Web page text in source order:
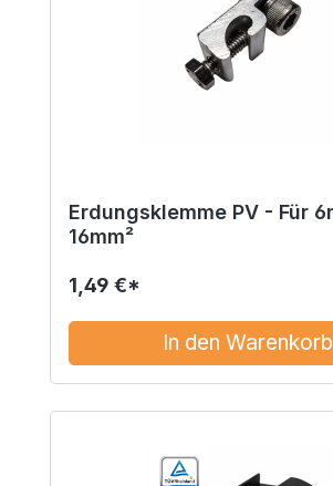
Erdungsklemme PV - Für
16mm²
1,49 €*
In den Warenkorb